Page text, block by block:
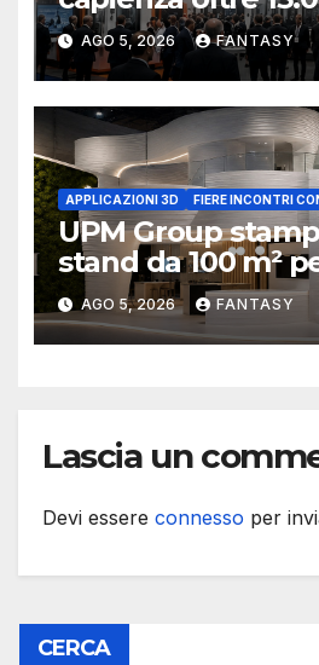
quadrati già
AGO 5, 2026 FANTASY
APPLICAZIONI 3D FIERE INCONTRI
UPM Group
stand da 100 m²
2026
AGO 5, 2026 FANTASY
Lascia un
Devi essere connesso per
CERCA